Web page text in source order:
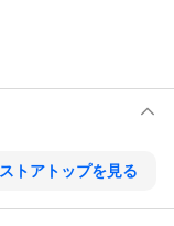
ストアトップを見る